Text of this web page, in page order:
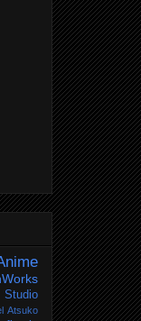
Atsuko